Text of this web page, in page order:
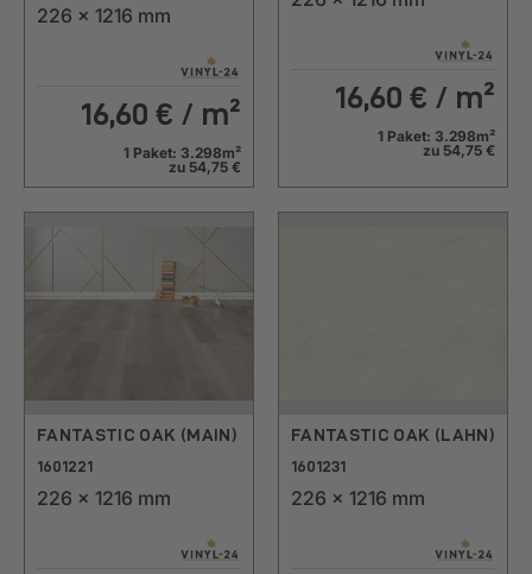
226 x 1216 mm
16,60 € / m²
1 Paket: 3.298m²
zu 54,75 €
16,60 € / m²
1 Paket: 3.298m²
zu 54,75 €
FANTASTIC OAK (MAIN)
1601221
226 x 1216 mm
FANTASTIC OAK (LAHN)
1601231
226 x 1216 mm